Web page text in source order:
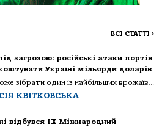
ВСІ СТАТТІ >
загрозою: російські атаки портів
Україні мільярди доларів
зібрати один із найбільших врожаїв...
КВІТКОВСЬКА
відбувся IX Міжнародний